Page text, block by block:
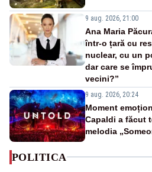
9 aug. 2026, 21:00
Ana Maria
într-o țară cu
nuclear, cu un
dar care se
vecini?”
9 aug. 2026, 20:24
Moment
Capaldi a făcut
melodia
POLITICA